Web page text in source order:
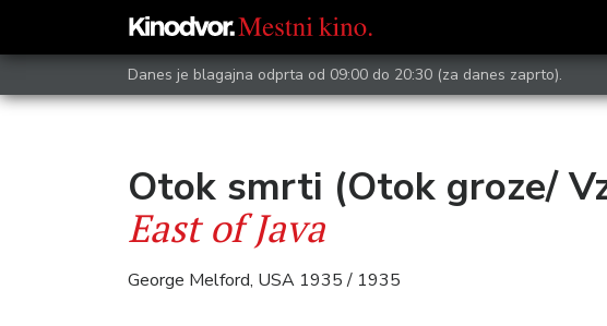
Danes je blagajna odprta od 09:00 do 20:30 (za danes zaprto).
Otok smrti (Otok groze/
East of Java
George Melford, USA 1935 / 1935